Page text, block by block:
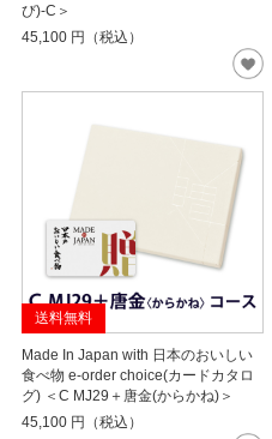
び)-C＞
45,100 円（税込）
送料無料
Made In Japan with 日本のおいしい
食べ物 e-order choice(カードカタロ
グ) ＜C MJ29＋唐金(からかね)＞
45,100 円（税込）